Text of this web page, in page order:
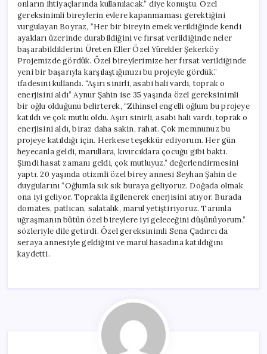
onların ihtiyaçlarında kullanılacak.” diye konuştu. Özel
gereksinimli bireylerin evlere kapanmaması gerektiğini
vurgulayan Boyraz, “Her bir bireyin emek verildiğinde kendi
ayakları üzerinde durabildiğini ve fırsat verildiğinde neler
başarabildiklerini Üreten Eller Özel Yürekler Şekerköy
Projemizde gördük. Özel bireylerimize her fırsat verildiğinde
yeni bir başarıyla karşılaştığımızı bu projeyle gördük.”
ifadesini kullandı. “Aşırı sinirli, asabi hali vardı, toprak o
enerjisini aldı” Aynur Şahin ise 35 yaşında özel gereksinimli
bir oğlu olduğunu belirterek, “Zihinsel engelli oğlum bu projeye
katıldı ve çok mutlu oldu. Aşırı sinirli, asabi hali vardı, toprak o
enerjisini aldı, biraz daha sakin, rahat. Çok memnunuz bu
projeye katıldığı için. Herkese teşekkür ediyorum. Her gün
heyecanla geldi, marullara, kıvırcıklara çocuğu gibi baktı.
Şimdi hasat zamanı geldi, çok mutluyuz.” değerlendirmesini
yaptı. 20 yaşında otizmli özel birey annesi Seyhan Şahin de
duygularını “Oğlumla sık sık buraya geliyoruz. Doğada olmak
ona iyi geliyor. Toprakla ilgilenerek enerjisini atıyor. Burada
domates, patlıcan, salatalık, marul yetiştiriyoruz. Tarımla
uğraşmanın bütün özel bireylere iyi geleceğini düşünüyorum.”
sözleriyle dile getirdi. Özel gereksinimli Sena Çadırcı da
seraya annesiyle geldiğini ve marul hasadına katıldığını
kaydetti.